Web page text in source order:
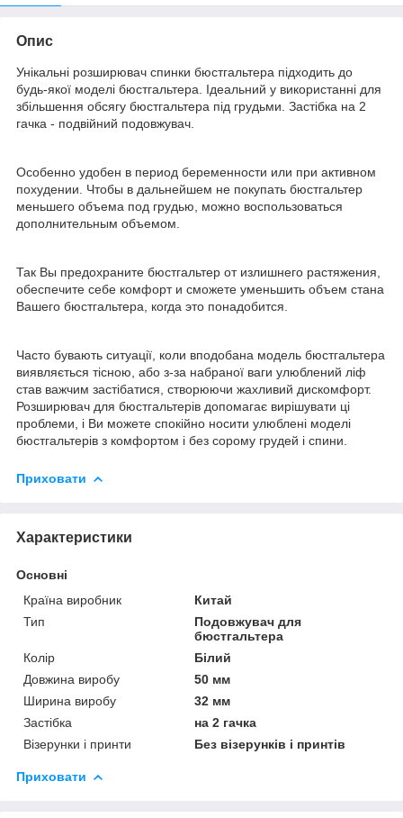
Опис
Унікальні розширювач спинки бюстгальтера підходить до
будь-якої моделі бюстгальтера. Ідеальний у використанні для
збільшення обсягу бюстгальтера під грудьми. Застібка на 2
гачка - подвійний подовжувач.
Особенно удобен в период беременности или при активном
похудении. Чтобы в дальнейшем не покупать бюстгальтер
меньшего объема под грудью, можно воспользоваться
дополнительным объемом.
Так Вы предохраните бюстгальтер от излишнего растяжения,
обеспечите себе комфорт и сможете уменьшить объем стана
Вашего бюстгальтера, когда это понадобится.
Часто бувають ситуації, коли вподобана модель бюстгальтера
виявляється тісною, або з-за набраної ваги улюблений ліф
став важчим застібатися, створюючи жахливий дискомфорт.
Розширювач для бюстгальтерів допомагає вирішувати ці
проблеми, і Ви можете спокійно носити улюблені моделі
бюстгальтерів з комфортом і без сорому грудей і спини.
Приховати
Характеристики
Основні
Країна виробник
Китай
Тип
Подовжувач для
бюстгальтера
Колір
Білий
Довжина виробу
50 мм
Ширина виробу
32 мм
Застібка
на 2 гачка
Візерунки і принти
Без візерунків і принтів
Приховати